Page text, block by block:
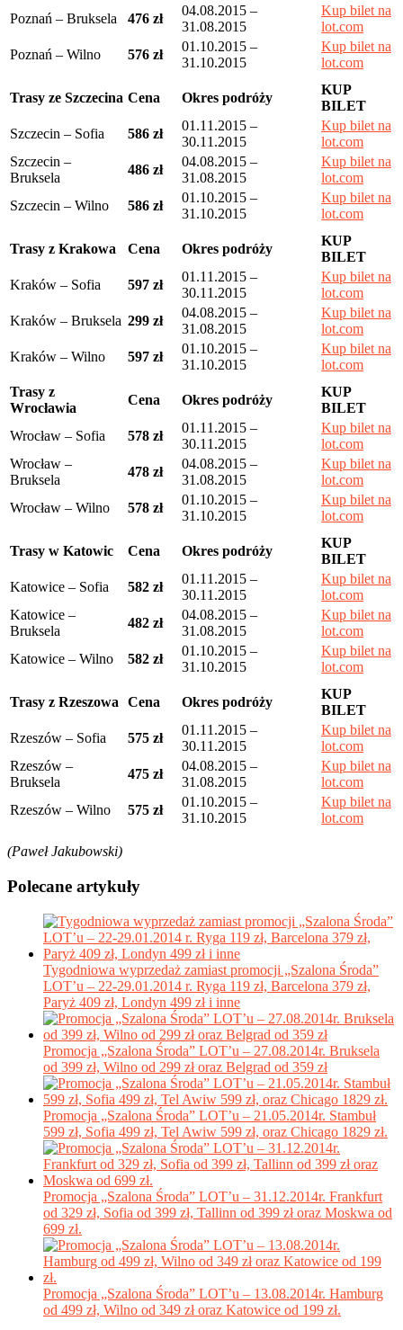
Poznań – Bruksela
476 zł
04.08.2015 –
31.08.2015
Kup bilet na
lot.com
Poznań – Wilno
576 zł
01.10.2015 –
31.10.2015
Kup bilet na
lot.com
Trasy ze Szczecina Cena Okres podróży
KUP
BILET
Szczecin – Sofia
586 zł
01.11.2015 –
30.11.2015
Kup bilet na
lot.com
Szczecin –
Bruksela
486 zł
04.08.2015 –
31.08.2015
Kup bilet na
lot.com
Szczecin – Wilno
586 zł
01.10.2015 –
31.10.2015
Kup bilet na
lot.com
Trasy z Krakowa Cena Okres podróży
KUP
BILET
Kraków – Sofia
597 zł
01.11.2015 –
30.11.2015
Kup bilet na
lot.com
Kraków – Bruksela 299 zł
04.08.2015 –
31.08.2015
Kup bilet na
lot.com
Kraków – Wilno
597 zł
01.10.2015 –
31.10.2015
Kup bilet na
lot.com
Trasy z
Wrocławia
Cena Okres podróży
KUP
BILET
Wrocław – Sofia
578 zł
01.11.2015 –
30.11.2015
Kup bilet na
lot.com
Wrocław –
Bruksela
478 zł
04.08.2015 –
31.08.2015
Kup bilet na
lot.com
Wrocław – Wilno
578 zł
01.10.2015 –
31.10.2015
Kup bilet na
lot.com
Trasy w Katowic Cena Okres podróży
KUP
BILET
Katowice – Sofia
582 zł
01.11.2015 –
30.11.2015
Kup bilet na
lot.com
Katowice –
Bruksela
482 zł
04.08.2015 –
31.08.2015
Kup bilet na
lot.com
Katowice – Wilno
582 zł
01.10.2015 –
31.10.2015
Kup bilet na
lot.com
Trasy z Rzeszowa Cena Okres podróży
KUP
BILET
Rzeszów – Sofia
575 zł
01.11.2015 –
30.11.2015
Kup bilet na
lot.com
Rzeszów –
Bruksela
475 zł
04.08.2015 –
31.08.2015
Kup bilet na
lot.com
Rzeszów – Wilno
575 zł
01.10.2015 –
31.10.2015
Kup bilet na
lot.com
(Paweł Jakubowski)
Polecane artykuły
Tygodniowa wyprzedaż zamiast promocji „Szalona Środa”
LOT’u – 22-29.01.2014 r. Ryga 119 zł, Barcelona 379 zł,
Paryż 409 zł, Londyn 499 zł i inne
Promocja „Szalona Środa” LOT’u – 27.08.2014r. Bruksela
od 399 zł, Wilno od 299 zł oraz Belgrad od 359 zł
Promocja „Szalona Środa” LOT’u – 21.05.2014r. Stambuł
599 zł, Sofia 499 zł, Tel Awiw 599 zł, oraz Chicago 1829 zł.
Promocja „Szalona Środa” LOT’u – 31.12.2014r. Frankfurt
od 329 zł, Sofia od 399 zł, Tallinn od 399 zł oraz Moskwa od
699 zł.
Promocja „Szalona Środa” LOT’u – 13.08.2014r. Hamburg
od 499 zł, Wilno od 349 zł oraz Katowice od 199 zł.